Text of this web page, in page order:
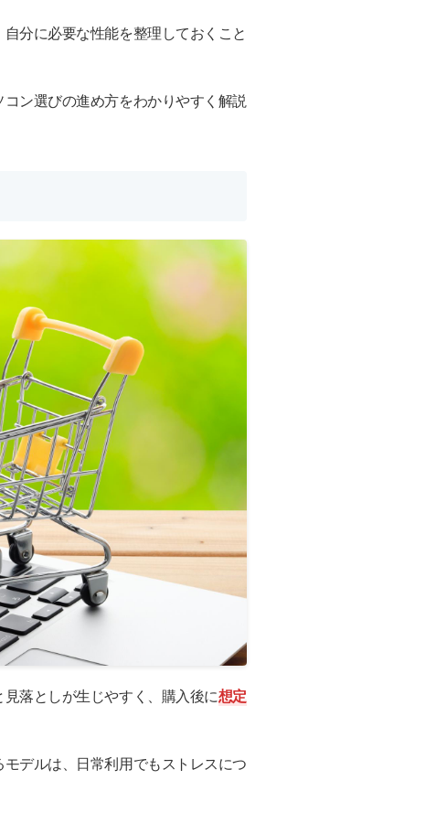
分に必要な性能を整理しておくこと
ン選びの進め方をわかりやすく解説
落としが生じやすく、購入後に想定
デルは、日常利用でもストレスにつ